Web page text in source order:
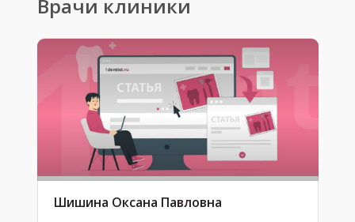
Врачи клиники
Шишина Оксана Павловна